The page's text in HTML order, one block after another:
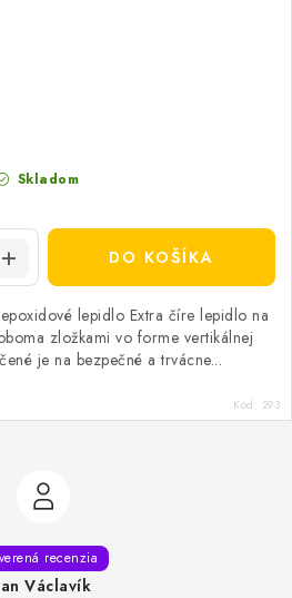
Skladom
DO KOŠÍKA
lepidlo Extra číre lepidlo na
zložkami vo forme vertikálnej
je na bezpečné a trvácne...
Kód: 293
Václavík